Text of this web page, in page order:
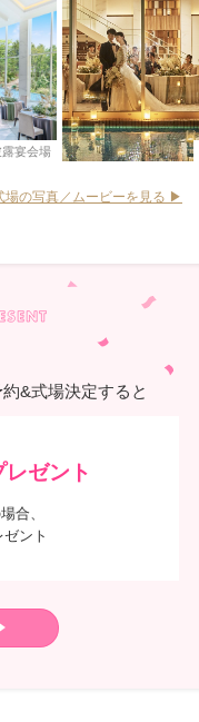
露宴会場
場の写真／ムービーを見る ▶︎
&式場決定すると
ゼント
合、
ント